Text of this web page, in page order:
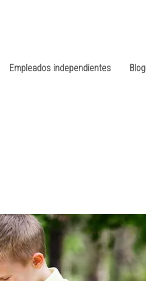
Empleados independientes Blog